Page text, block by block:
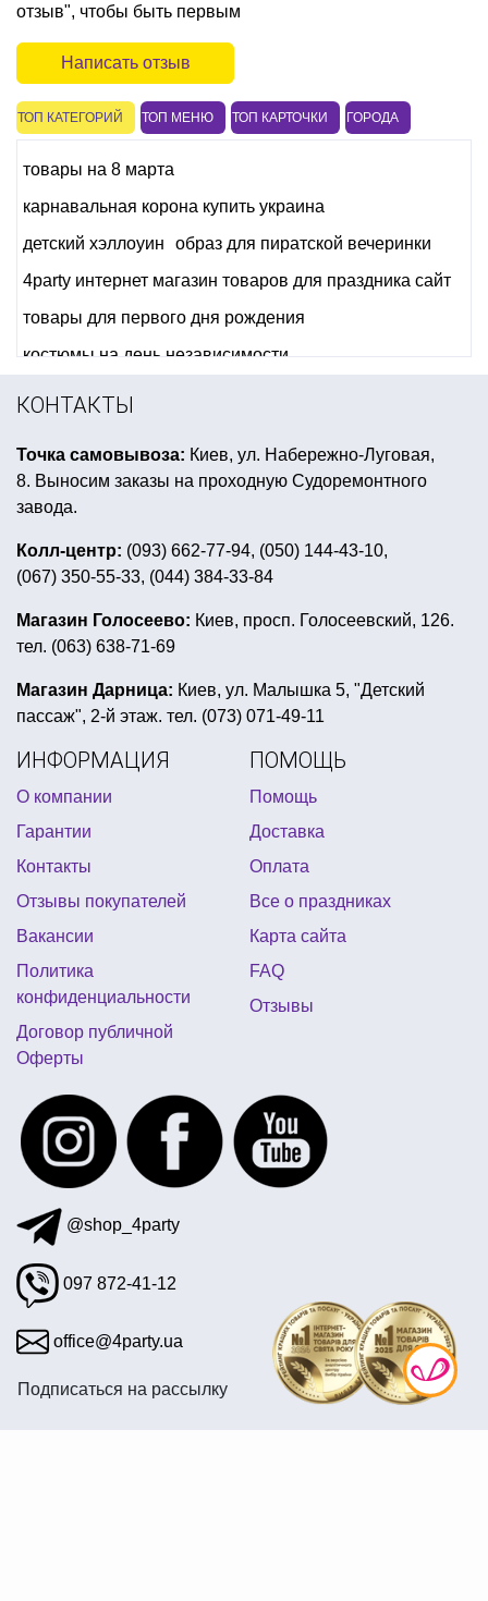
отзыв", чтобы быть первым
Написать отзыв
ТОП КАТЕГОРИЙ ТОП МЕНЮ ТОП КАРТОЧКИ ГОРОДА
товары на 8 марта
карнавальная корона купить украина
детский хэллоуин
образ для пиратской вечеринки
4party интернет магазин товаров для праздника сайт
товары для первого дня рождения
костюмы на день независимости
декорации на детский праздник
костюм супергероя детский купить
маска карнавальная детская
новогодние парики
декор для воздушных шаров
купить аксессуары для карнавальных костюмов
формочки для кексов из бумаги
тассел для воздушных шаров
день рождения в стиле микки маус
купить воздушные шары на день рождения
день святого валентина шарики
маски на нг
день рождение в стиле лол киев
майнкрафт товары для праздника
шляпы карнавальные купить
украинский венок на голову
новогодний декор дома
пиратская вечеринка атрибуты
сексуальный подарок к 8 марта для жены
конфетти харьков
воздушные шары латексные с гелием купить
головной убор для гангстерской вечеринки
КОНТАКТЫ
Точка самовывоза: Киев, ул. Набережно-Луговая,
8. Выносим заказы на проходную Судоремонтного
завода.
Колл-центр: (093) 662-77-94, (050) 144-43-10,
(067) 350-55-33, (044) 384-33-84
Магазин Голосеево: Киев, просп. Голосеевский, 126.
тел. (063) 638-71-69
Магазин Дарница: Киев, ул. Малышка 5, "Детский
пассаж", 2-й этаж. тел. (073) 071-49-11
ИНФОРМАЦИЯ
О компании
Гарантии
Контакты
Отзывы покупателей
Вакансии
Политика
конфиденциальности
Договор публичной
Оферты
ПОМОЩЬ
Помощь
Доставка
Оплата
Все о праздниках
Карта сайта
FAQ
Отзывы
@shop_4party
097 872-41-12
office@4party.ua
Подписаться на рассылку